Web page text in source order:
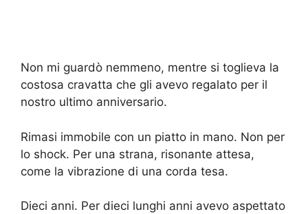
Non mi guardò nemmeno, mentre si toglieva la
costosa cravatta che gli avevo regalato per il
nostro ultimo anniversario.
Rimasi immobile con un piatto in mano. Non per
lo shock. Per una strana, risonante attesa,
come la vibrazione di una corda tesa.
Dieci anni. Per dieci lunghi anni avevo aspettato